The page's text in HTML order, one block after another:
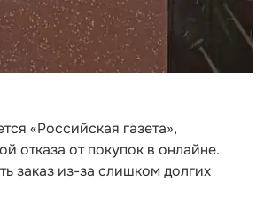
«Российская газета»,
отказа от покупок в онлайне.
заказ из-за слишком долгих